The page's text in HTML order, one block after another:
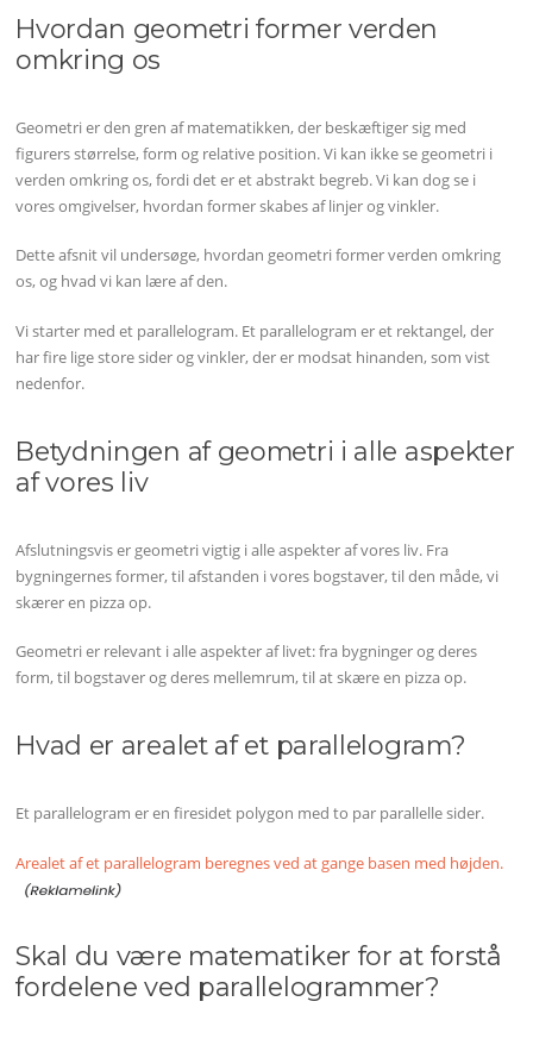
Hvordan geometri former verden
omkring os
Geometri er den gren af matematikken, der beskæftiger sig med
figurers størrelse, form og relative position. Vi kan ikke se geometri i
verden omkring os, fordi det er et abstrakt begreb. Vi kan dog se i
vores omgivelser, hvordan former skabes af linjer og vinkler.
Dette afsnit vil undersøge, hvordan geometri former verden omkring
os, og hvad vi kan lære af den.
Vi starter med et parallelogram. Et parallelogram er et rektangel, der
har fire lige store sider og vinkler, der er modsat hinanden, som vist
nedenfor.
Betydningen af geometri i alle aspekter
af vores liv
Afslutningsvis er geometri vigtig i alle aspekter af vores liv. Fra
bygningernes former, til afstanden i vores bogstaver, til den måde, vi
skærer en pizza op.
Geometri er relevant i alle aspekter af livet: fra bygninger og deres
form, til bogstaver og deres mellemrum, til at skære en pizza op.
Hvad er arealet af et parallelogram?
Et parallelogram er en firesidet polygon med to par parallelle sider.
Arealet af et parallelogram beregnes ved at gange basen med højden.
Skal du være matematiker for at forstå
fordelene ved parallelogrammer?